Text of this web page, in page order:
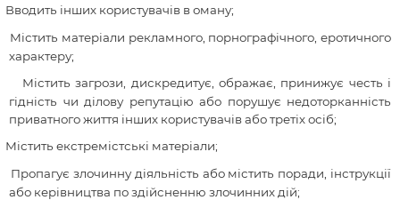
Вводить інших користувачів в оману;
Містить матеріали рекламного, порнографічного, еротичного
характеру;
Містить загрози, дискредитує, ображає, принижує честь і
гідність чи ділову репутацію або порушує недоторканність
приватного життя інших користувачів або третіх осіб;
Містить екстремістські матеріали;
Пропагує злочинну діяльність або містить поради, інструкції
або керівництва по здійсненню злочинних дій;